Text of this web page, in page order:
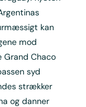
kan
mod
Chaco
syd
strækker
og danner